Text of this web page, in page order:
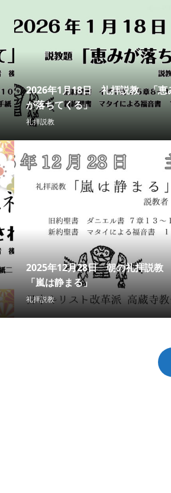
2026年1月18日 礼拝説教 「恵
が落ちてくる」
礼拝説教
2025年12月28日 朝の礼拝説教
「嵐は静まる」
礼拝説教